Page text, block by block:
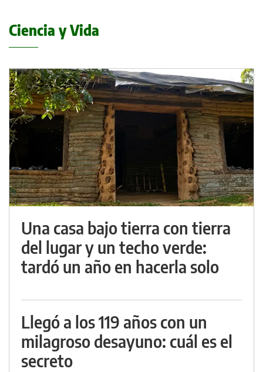
Ciencia y Vida
Una casa bajo tierra con tierra
del lugar y un techo verde:
tardó un año en hacerla solo
Llegó a los 119 años con un
milagroso desayuno: cuál es el
secreto